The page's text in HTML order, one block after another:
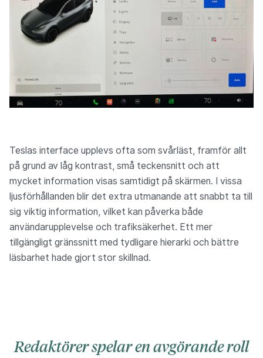
Teslas interface upplevs ofta som svårläst, framför allt
på grund av låg kontrast, små teckensnitt och att
mycket information visas samtidigt på skärmen. I vissa
ljusförhållanden blir det extra utmanande att snabbt ta till
sig viktig information, vilket kan påverka både
användarupplevelse och trafiksäkerhet. Ett mer
tillgängligt gränssnitt med tydligare hierarki och bättre
läsbarhet hade gjort stor skillnad.
Redaktörer spelar en avgörande roll